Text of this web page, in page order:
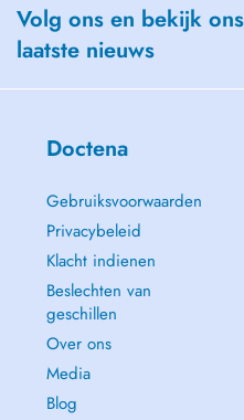
Volg ons en bekijk ons
laatste nieuws
Doctena
Gebruiksvoorwaarden
Privacybeleid
Klacht indienen
Beslechten van
geschillen
Over ons
Media
Blog